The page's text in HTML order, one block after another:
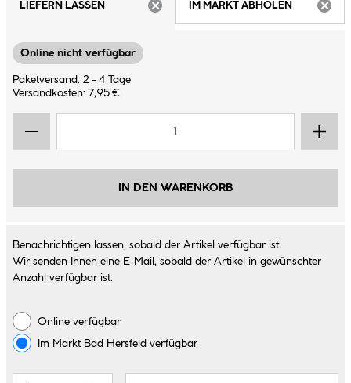
LIEFERN LASSEN
IM MARKT ABHOLEN
Online nicht verfügbar
Paketversand: 2 - 4 Tage
Versandkosten: 7,95 €
IN DEN WARENKORB
Benachrichtigen lassen, sobald der Artikel verfügbar ist.
Wir senden Ihnen eine E-Mail, sobald der Artikel in gewünschter
Anzahl verfügbar ist.
Online verfügbar
Im Markt Bad Hersfeld verfügbar